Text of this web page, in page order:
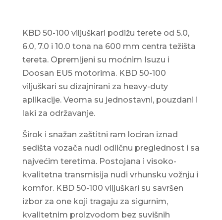
KBD 50-100 viljuškari podižu terete od 5.0,
6.0, 7.0 i 10.0 tona na 600 mm centra težišta
tereta. Opremljeni su moćnim Isuzu i
Doosan EU5 motorima. KBD 50-100
viljuškari su dizajnirani za heavy-duty
aplikacije. Veoma su jednostavni, pouzdani i
laki za održavanje.
Širok i snažan zaštitni ram lociran iznad
sedišta vozača nudi odličnu preglednost i sa
najvećim teretima. Postojana i visoko-
kvalitetna transmisija nudi vrhunsku vožnju i
komfor. KBD 50-100 viljuškari su savršen
izbor za one koji tragaju za sigurnim,
kvalitetnim proizvodom bez suvišnih